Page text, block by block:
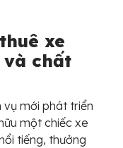
xe
chất
mới phát triển
một chiếc xe
tiếng, thưởng